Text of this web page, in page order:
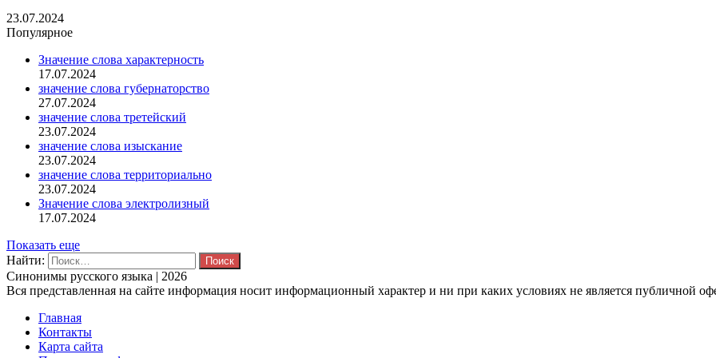
23.07.2024
Популярное
Значение слова характерность
17.07.2024
значение слова губернаторство
27.07.2024
значение слова третейский
23.07.2024
значение слова изыскание
23.07.2024
значение слова территориально
23.07.2024
Значение слова электролизный
17.07.2024
Показать еще
Найти:
Синонимы русского языка | 2026
Вся представленная на сайте информация носит информационный характер и ни при каких условиях не является публичной
Главная
Контакты
Карта сайта